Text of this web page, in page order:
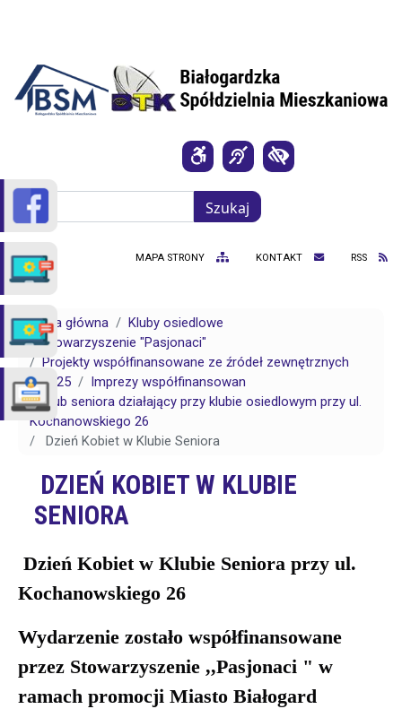
Szukaj
Szukaj
MAPA STRONY KONTAKT RSS
Strona główna
Kluby osiedlowe
Stowarzyszenie "Pasjonaci"
Projekty współfinansowane ze źródeł zewnętrznych
2025
Imprezy współfinansowan
Klub seniora działający przy klubie osiedlowym przy ul.
Kochanowskiego 26
Dzień Kobiet w Klubie Seniora
DZIEŃ KOBIET W KLUBIE
SENIORA
Dzień Kobiet w Klubie Seniora przy ul.
Kochanowskiego 26
Wydarzenie zostało współfinansowane
przez Stowarzyszenie ,,Pasjonaci " w
ramach promocji Miasto Białogard